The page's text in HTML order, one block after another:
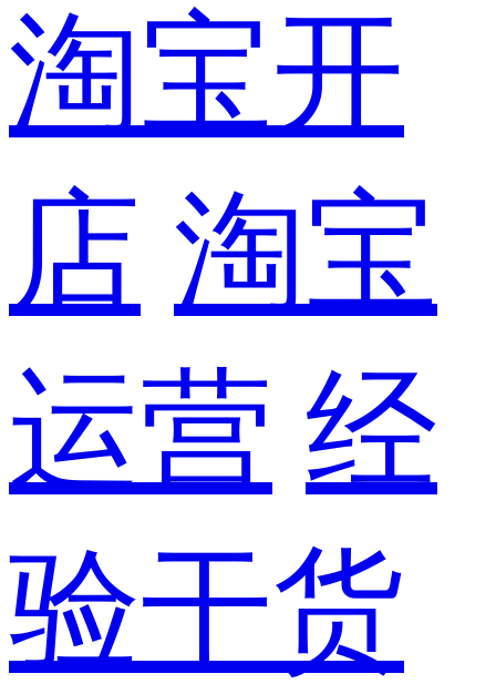
淘宝开
店 淘宝
运营 经
验干货